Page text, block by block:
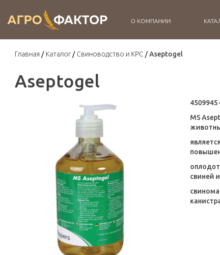
О КОМПАНИИ
Главная Каталог Свиноводство и КРС Aseptogel
Aseptogel
4509945
MS
свиней и